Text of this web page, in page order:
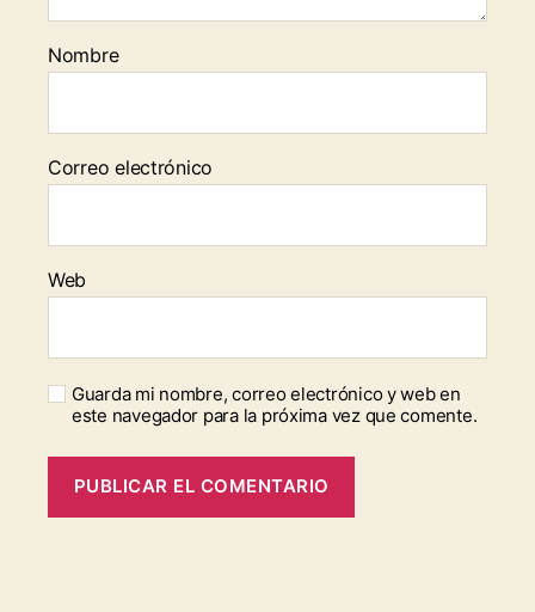
Nombre
Correo electrónico
Web
Guarda mi nombre, correo electrónico y web en
este navegador para la próxima vez que comente.